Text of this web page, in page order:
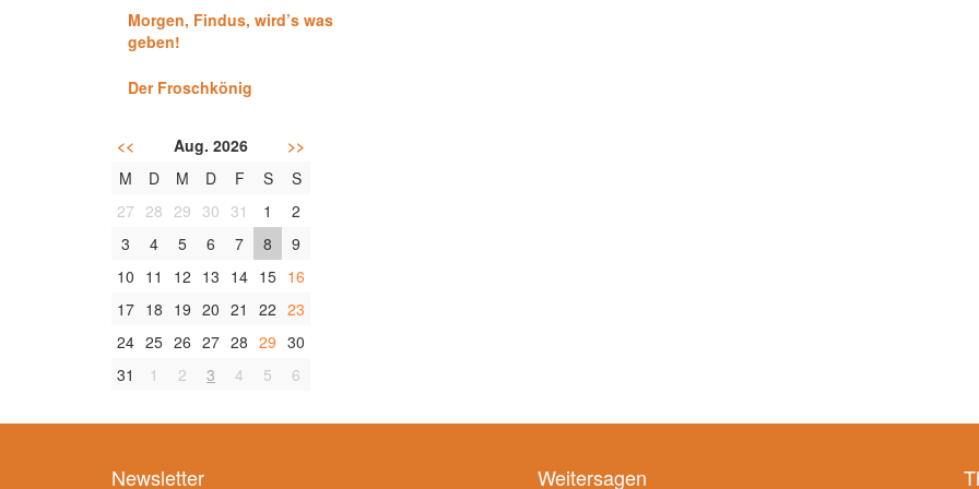
Morgen, Findus, wird’s was
geben!
Der Froschkönig
<< Aug. 2026
>>
M
D M D F S
S
27 28 29 30 31 1
2
3
4 5 6 7 8
9
10 11 12 13 14 15 16
17 18 19 20 21 22 23
24 25 26 27 28 29 30
31
1 2 3 4 5 6
Newsletter Weitersagen